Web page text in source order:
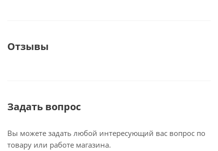
Отзывы
Задать вопрос
Вы можете задать любой интересующий вас вопрос по
товару или работе магазина.